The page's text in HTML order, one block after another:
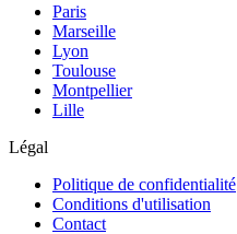
Paris
Marseille
Lyon
Toulouse
Montpellier
Lille
Légal
Politique de confidentialité
Conditions d'utilisation
Contact